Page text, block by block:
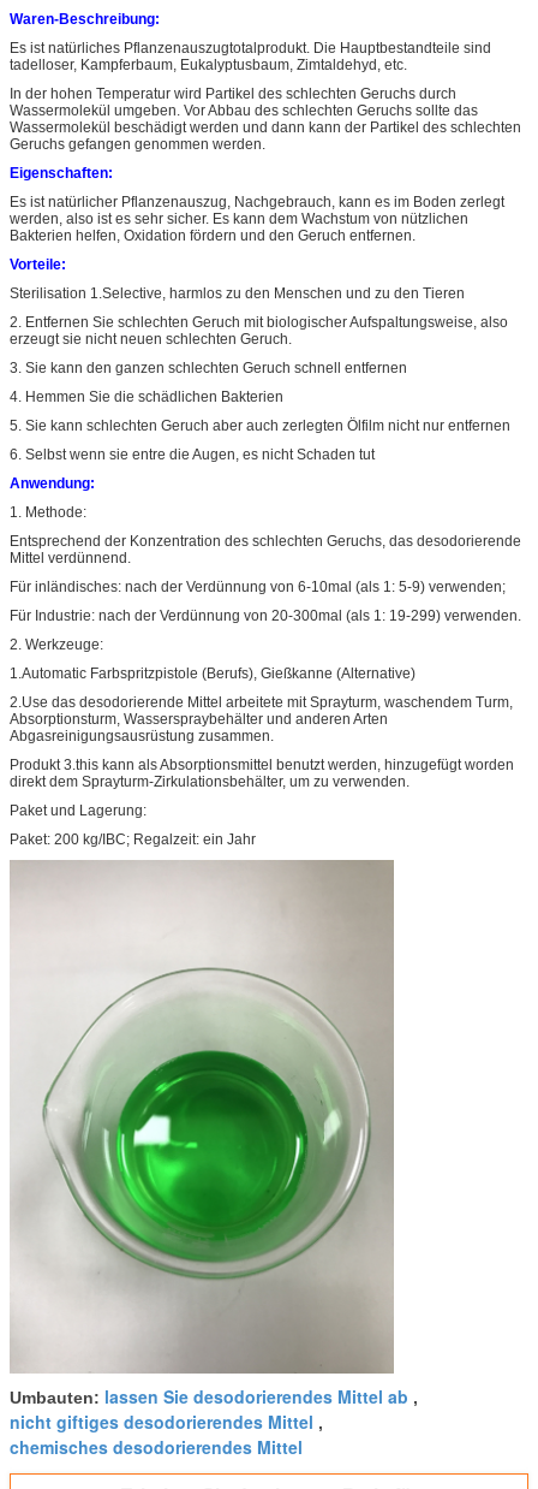
Waren-Beschreibung:
Es ist natürliches Pflanzenauszugtotalprodukt. Die Hauptbestandteile sind
tadelloser, Kampferbaum, Eukalyptusbaum, Zimtaldehyd, etc.
In der hohen Temperatur wird Partikel des schlechten Geruchs durch
Wassermolekül umgeben. Vor Abbau des schlechten Geruchs sollte das
Wassermolekül beschädigt werden und dann kann der Partikel des schlechten
Geruchs gefangen genommen werden.
Eigenschaften:
Es ist natürlicher Pflanzenauszug, Nachgebrauch, kann es im Boden zerlegt
werden, also ist es sehr sicher. Es kann dem Wachstum von nützlichen
Bakterien helfen, Oxidation fördern und den Geruch entfernen.
Vorteile:
Sterilisation 1.Selective, harmlos zu den Menschen und zu den Tieren
2. Entfernen Sie schlechten Geruch mit biologischer Aufspaltungsweise, also
erzeugt sie nicht neuen schlechten Geruch.
3. Sie kann den ganzen schlechten Geruch schnell entfernen
4. Hemmen Sie die schädlichen Bakterien
5. Sie kann schlechten Geruch aber auch zerlegten Ölfilm nicht nur entfernen
6. Selbst wenn sie entre die Augen, es nicht Schaden tut
Anwendung:
1. Methode:
Entsprechend der Konzentration des schlechten Geruchs, das desodorierende
Mittel verdünnend.
Für inländisches: nach der Verdünnung von 6-10mal (als 1: 5-9) verwenden;
Für Industrie: nach der Verdünnung von 20-300mal (als 1: 19-299) verwenden.
2. Werkzeuge:
1.Automatic Farbspritzpistole (Berufs), Gießkanne (Alternative)
2.Use das desodorierende Mittel arbeitete mit Sprayturm, waschendem Turm,
Absorptionsturm, Wasserspraybehälter und anderen Arten
Abgasreinigungsausrüstung zusammen.
Produkt 3.this kann als Absorptionsmittel benutzt werden, hinzugefügt worden
direkt dem Sprayturm-Zirkulationsbehälter, um zu verwenden.
Paket und Lagerung:
Paket: 200 kg/IBC; Regalzeit: ein Jahr
Umbauten: lassen Sie desodorierendes Mittel ab ,
nicht giftiges desodorierendes Mittel ,
chemisches desodorierendes Mittel